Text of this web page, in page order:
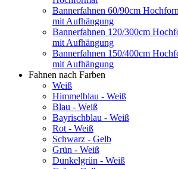
Bannerfahnen 60/90cm
mit Aufhängung
Bannerfahnen 120/300cm
mit Aufhängung
Bannerfahnen 150/400cm
mit Aufhängung
Fahnen nach Farben
Weiß
Himmelblau - Weiß
Blau - Weiß
Bayrischblau - Weiß
Rot - Weiß
Schwarz - Gelb
Grün - Weiß
Dunkelgrün - Weiß